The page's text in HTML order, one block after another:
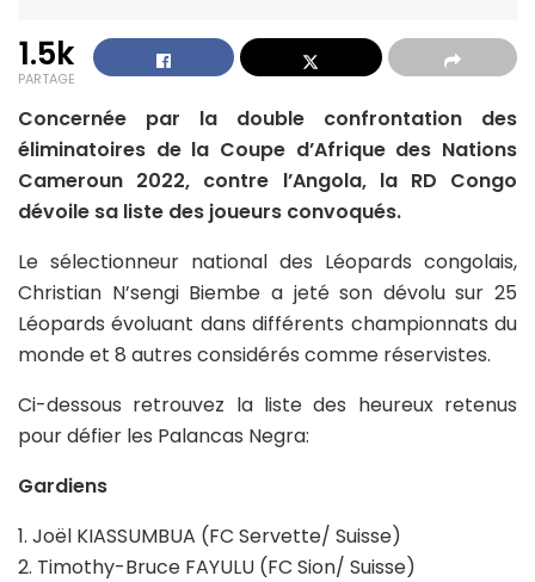
1.5k
PARTAGE
Concernée par la double confrontation des
éliminatoires de la Coupe d’Afrique des Nations
Cameroun 2022, contre l’Angola, la RD Congo
dévoile sa liste des joueurs convoqués.
Le sélectionneur national des Léopards congolais,
Christian N’sengi Biembe a jeté son dévolu sur 25
Léopards évoluant dans différents championnats du
monde et 8 autres considérés comme réservistes.
Ci-dessous retrouvez la liste des heureux retenus
pour défier les Palancas Negra:
Gardiens
1. Joël KIASSUMBUA (FC Servette/ Suisse)
2. Timothy-Bruce FAYULU (FC Sion/ Suisse)